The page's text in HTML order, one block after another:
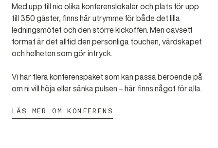
Med upp till nio olika konferenslokaler och plats för upp
till 350 gäster, finns här utrymme för både det lilla
ledningsmötet och den större kickoffen. Men oavsett
format är det alltid den personliga touchen, värdskapet
och helheten som gör intryck.
Vi har flera konferenspaket som kan passa beroende på
om ni vill höja eller sänka pulsen – här finns något för alla.
LÄS MER OM KONFERENS